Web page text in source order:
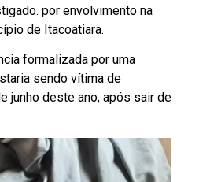
por envolvimento na
de Itacoatiara.
formalizada por uma
sendo vítima de
junho deste ano, após sair de